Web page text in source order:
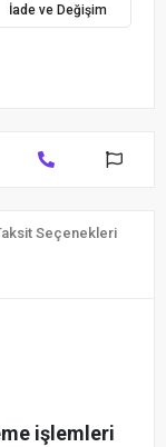
İade ve Değişim
Seçenekleri
işlemleri